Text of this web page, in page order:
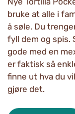
bruke at alle i
å søle. Du
fyll dem og spis.
gode med en
er faktisk så
finne ut hva du
gjøre det.